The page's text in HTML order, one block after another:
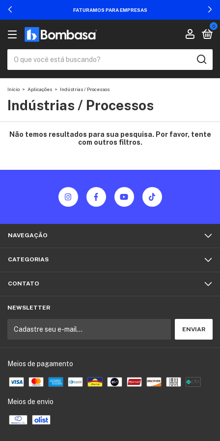
FATURAMOS PARA EMPRESAS
0
Início > Aplicações > Indústrias / Processos
Indústrias / Processos
Não temos resultados para sua pesquisa. Por favor, tente
com outros filtros.
NAVEGAÇÃO
CATEGORIAS
CONTATO
NEWSLETTER
Meios de pagamento
Meios de envio